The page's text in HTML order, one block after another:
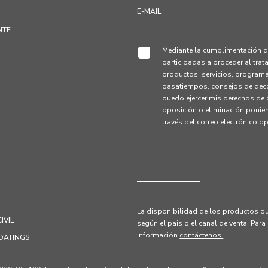
Mediante la cumplimentación
participadas a proceder al
productos, servicios,
pasatiempos, consejos de
puedo ejercer mis derechos
oposición o eliminación
través del correo electrónico
La disponibilidad de los productos
según el pais o el canal de venta.
información contáctenos.